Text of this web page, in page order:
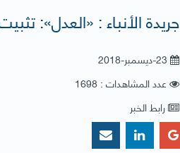
جريدة الأنباء : «العدل»: تثبيت 97 موظفاً في الوظائف
23-ديسمبر-2018
عدد المشاهدات : 1698
رابط الخبر